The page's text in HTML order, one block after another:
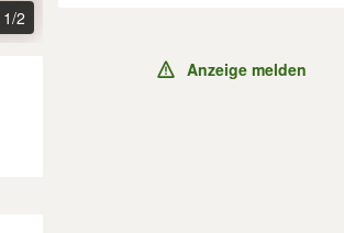
1/2
Anzeige melden